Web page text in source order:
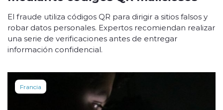
El fraude utiliza códigos QR para dirigir a sitios falsos y
robar datos personales. Expertos recomiendan realizar
una serie de verificaciones antes de entregar
información confidencial.
Francia